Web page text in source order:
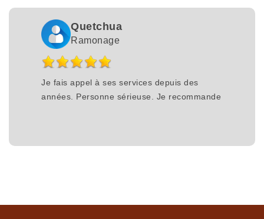
Quetchua
Ramonage
Je fais appel à ses services depuis des
années. Personne sérieuse. Je recommande